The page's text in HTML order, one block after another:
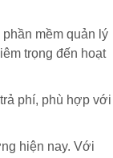
mềm quản lý
trọng đến hoạt
phí, phù hợp với
hiện nay. Với